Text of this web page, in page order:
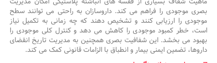
بصری موجودی را فراهم می کند. داروسازان به راحتی می توانند سطح
موجودی را ارزیابی کنند و تشخیص دهند که چه زمانی به تکمیل نیاز
است، خطر کمبود موجودی را کاهش می دهد و کنترل کلی موجودی را
بهبود می بخشد. این شفافیت بصری همچنین به مدیریت تاریخ انقضای
داروها، تضمین ایمنی بیمار و انطباق با الزامات قانونی کمک می کند.